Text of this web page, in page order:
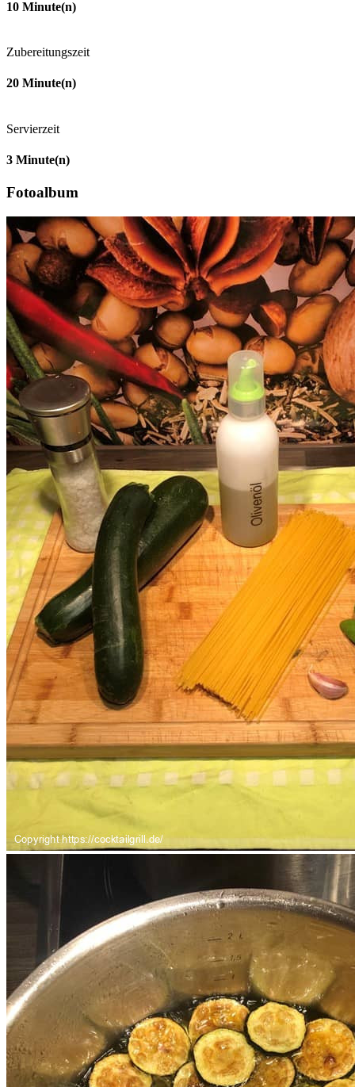
10 Minute(n)
Zubereitungszeit
20 Minute(n)
Servierzeit
3 Minute(n)
Fotoalbum